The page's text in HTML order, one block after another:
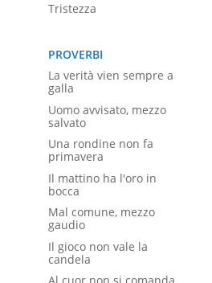
Tristezza
PROVERBI
La verità vien sempre a
galla
Uomo avvisato, mezzo
salvato
Una rondine non fa
primavera
Il mattino ha l'oro in
bocca
Mal comune, mezzo
gaudio
Il gioco non vale la
candela